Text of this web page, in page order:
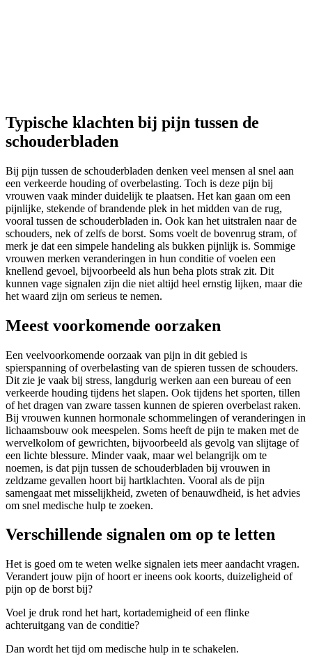
Typische klachten bij pijn tussen de
schouderbladen
Bij pijn tussen de schouderbladen denken veel mensen al snel aan
een verkeerde houding of overbelasting. Toch is deze pijn bij
vrouwen vaak minder duidelijk te plaatsen. Het kan gaan om een
pijnlijke, stekende of brandende plek in het midden van de rug,
vooral tussen de schouderbladen in. Ook kan het uitstralen naar de
schouders, nek of zelfs de borst. Soms voelt de bovenrug stram, of
merk je dat een simpele handeling als bukken pijnlijk is. Sommige
vrouwen merken veranderingen in hun conditie of voelen een
knellend gevoel, bijvoorbeeld als hun beha plots strak zit. Dit
kunnen vage signalen zijn die niet altijd heel ernstig lijken, maar die
het waard zijn om serieus te nemen.
Meest voorkomende oorzaken
Een veelvoorkomende oorzaak van pijn in dit gebied is
spierspanning of overbelasting van de spieren tussen de schouders.
Dit zie je vaak bij stress, langdurig werken aan een bureau of een
verkeerde houding tijdens het slapen. Ook tijdens het sporten, tillen
of het dragen van zware tassen kunnen de spieren overbelast raken.
Bij vrouwen kunnen hormonale schommelingen of veranderingen in
lichaamsbouw ook meespelen. Soms heeft de pijn te maken met de
wervelkolom of gewrichten, bijvoorbeeld als gevolg van slijtage of
een lichte blessure. Minder vaak, maar wel belangrijk om te
noemen, is dat pijn tussen de schouderbladen bij vrouwen in
zeldzame gevallen hoort bij hartklachten. Vooral als de pijn
samengaat met misselijkheid, zweten of benauwdheid, is het advies
om snel medische hulp te zoeken.
Verschillende signalen om op te letten
Het is goed om te weten welke signalen iets meer aandacht vragen.
Verandert jouw pijn of hoort er ineens ook koorts, duizeligheid of
pijn op de borst bij?
Voel je druk rond het hart, kortademigheid of een flinke
achteruitgang van de conditie?
Dan wordt het tijd om medische hulp in te schakelen.